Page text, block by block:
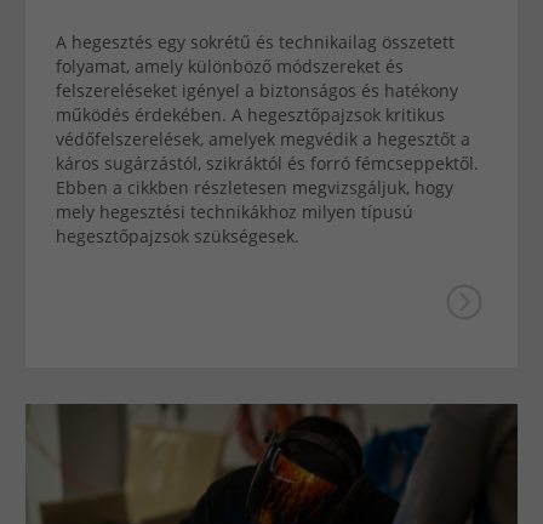
A hegesztés egy sokrétű és technikailag összetett
folyamat, amely különböző módszereket és
felszereléseket igényel a biztonságos és hatékony
működés érdekében. A hegesztőpajzsok kritikus
védőfelszerelések, amelyek megvédik a hegesztőt a
káros sugárzástól, szikráktól és forró fémcseppektől.
Ebben a cikkben részletesen megvizsgáljuk, hogy
mely hegesztési technikákhoz milyen típusú
hegesztőpajzsok szükségesek.